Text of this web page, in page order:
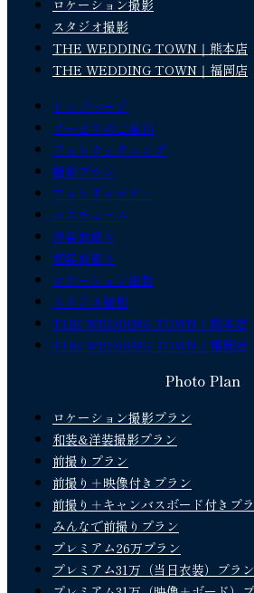
ロケーション撮影
スタジオ撮影
THE WEDDING TOWN｜熊本店
THE WEDDING TOWN｜福岡店
トップページ
サービスのご案内
フォトウェディング
撮影プラン
フォトギャラリー
コスチューム
洋装前撮り
和装前撮り
ロケーション撮影
スタジオ撮影
THE WEDDING TOWN｜熊本店
THE WEDDING TOWN｜福岡店
Photo Plan
ロケーション撮影プラン
和装&洋装撮影プラン
前撮りプラン
前撮り＋映像付きプラン
前撮り＋キャンバスボード付きプ
みんなで前撮りプラン
プレミアム26万プラン
プレミアム31万（当日衣装）プラン